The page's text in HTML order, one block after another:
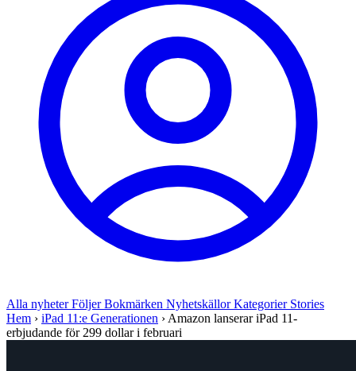
Alla nyheterFöljerBokmärken NyhetskällorKategorier Stories
Hem › iPad 11:e Generationen › Amazon lanserar iPad 11-
erbjudande för 299 dollar i februari